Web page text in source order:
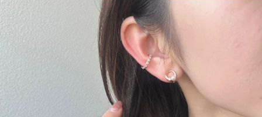
人気検索キーワード
#ハーフエタニティリング
#ダイヤモンド ネックレス #eギフト